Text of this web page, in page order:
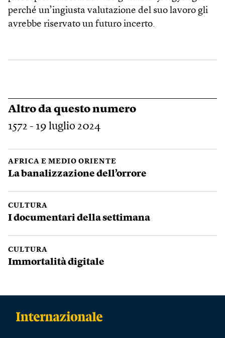
perché un’ingiusta valutazione del suo lavoro gli
avrebbe riservato un futuro incerto.
Altro da questo numero
1572 - 19 luglio 2024
AFRICA E MEDIO ORIENTE
La banalizzazione dell’orrore
CULTURA
I documentari della settimana
CULTURA
Immortalità digitale